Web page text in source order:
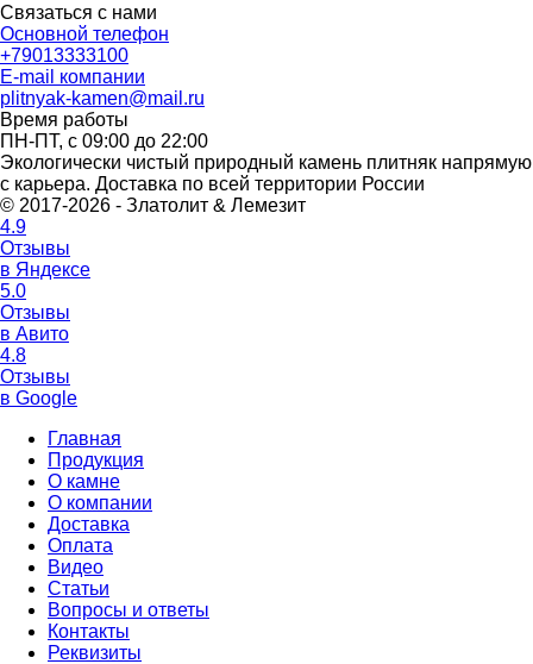
Связаться с нами
Основной телефон
+79013333100
E-mail компании
plitnyak-kamen@mail.ru
Время работы
ПН-ПТ, с 09:00 до 22:00
Экологически чистый природный камень плитняк напрямую
с карьера. Доставка по всей территории России
© 2017-2026 - Златолит & Лемезит
4.9
Отзывы
в Яндексе
5.0
Отзывы
в Авито
4.8
Отзывы
в Google
Главная
Продукция
О камне
О компании
Доставка
Оплата
Видео
Статьи
Вопросы и ответы
Контакты
Реквизиты